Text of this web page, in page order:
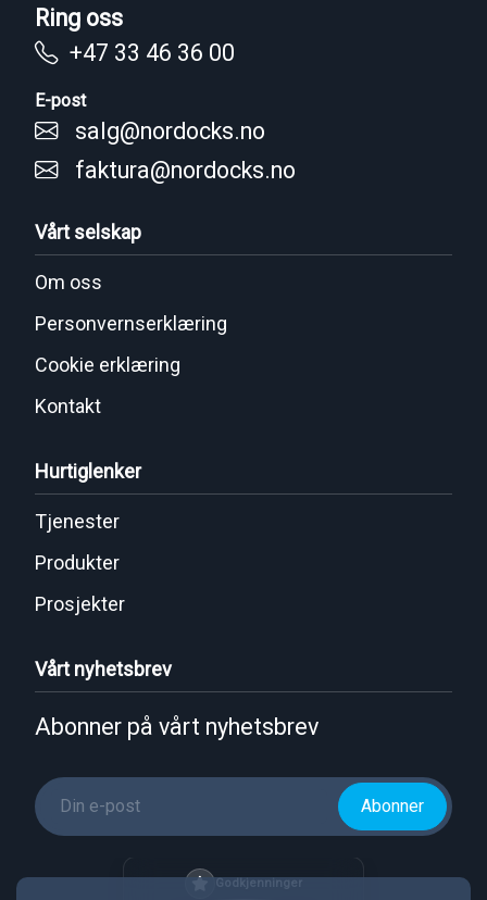
Ring oss
+47 33 46 36 00
E-post
salg@nordocks.no
faktura@nordocks.no
Vårt selskap
Om oss
Personvernserklæring
Cookie erklæring
Kontakt
Hurtiglenker
Tjenester
Produkter
Prosjekter
Vårt nyhetsbrev
Abonner på vårt nyhetsbrev
Abonner
Godkjenninger